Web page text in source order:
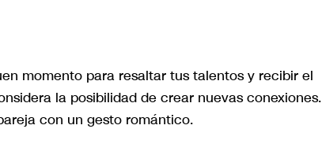
momento para resaltar tus talentos y recibir el
la posibilidad de crear nuevas conexiones.
con un gesto romántico.